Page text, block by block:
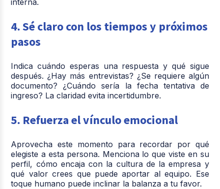
4. Sé claro con los tiempos y próximos
pasos
Indica cuándo esperas una respuesta y qué sigue
después. ¿Hay más entrevistas? ¿Se requiere algún
documento? ¿Cuándo sería la fecha tentativa de
ingreso? La claridad evita incertidumbre.
5. Refuerza el vínculo emocional
Aprovecha este momento para recordar por qué
elegiste a esta persona. Menciona lo que viste en su
perfil, cómo encaja con la cultura de la empresa y
qué valor crees que puede aportar al equipo. Ese
toque humano puede inclinar la balanza a tu favor.